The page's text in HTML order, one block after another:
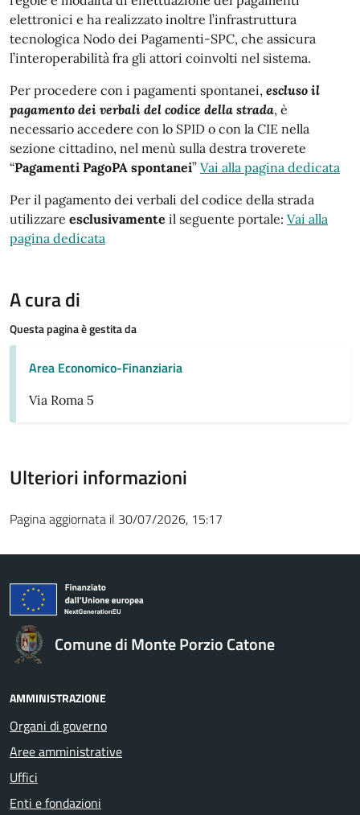
elettronici e ha realizzato inoltre l’infrastruttura
tecnologica Nodo dei Pagamenti-SPC, che assicura
l’interoperabilità fra gli attori coinvolti nel sistema.
Per procedere con i pagamenti spontanei, escluso il
pagamento dei verbali del codice della strada, è
necessario accedere con lo SPID o con la CIE nella
sezione cittadino, nel menù sulla destra troverete
“Pagamenti PagoPA spontanei” Vai alla pagina dedicata
Per il pagamento dei verbali del codice della strada
utilizzare esclusivamente il seguente portale: Vai alla
pagina dedicata
A cura di
Questa pagina è gestita da
Area Economico-Finanziaria
Via Roma 5
Ulteriori informazioni
Pagina aggiornata il 30/07/2026, 15:17
Comune di Monte Porzio Catone
AMMINISTRAZIONE
Organi di governo
Aree amministrative
Uffici
Enti e fondazioni